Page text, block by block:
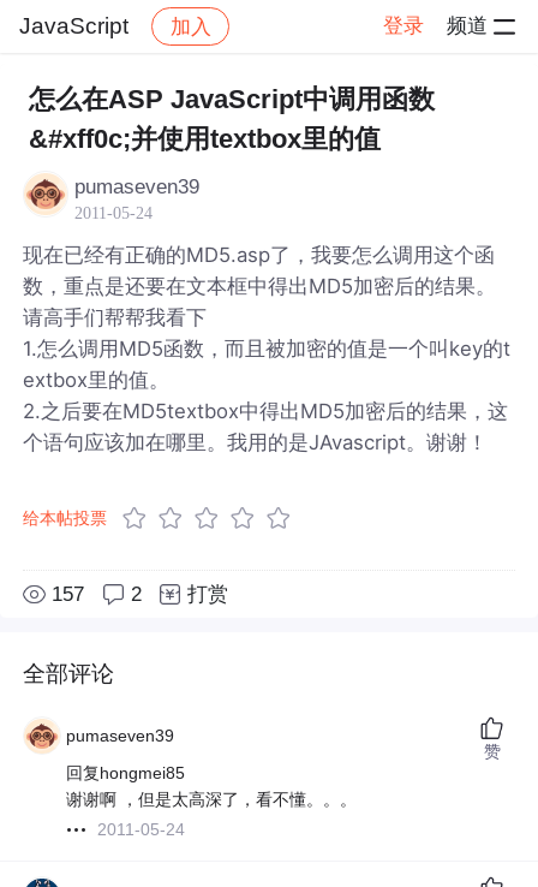
JavaScript 加入 登录 频道
社区 JavaScript 帖子详情
怎么在ASP JavaScript中调用函数
&#xff0c;并使用textbox里的值
pumaseven39
2011-05-24
现在已经有正确的MD5.asp了，我要怎么调用这个函
数，重点是还要在文本框中得出MD5加密后的结果。
请高手们帮帮我看下
1.怎么调用MD5函数，而且被加密的值是一个叫key的t
extbox里的值。
2.之后要在MD5textbox中得出MD5加密后的结果，这
个语句应该加在哪里。我用的是JAvascript。谢谢！
给本帖投票
157 2 打赏
全部评论
pumaseven39
回复hongmei85
谢谢啊 ，但是太高深了，看不懂。。。
2011-05-24
赞